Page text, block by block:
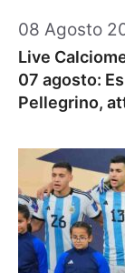
08 Agosto
Live
07 agosto:
Pellegrino,